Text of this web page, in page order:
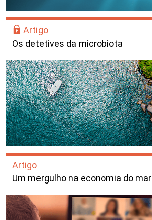
Artigo
Os detetives da microbiota
Artigo
Um mergulho na economia do mar